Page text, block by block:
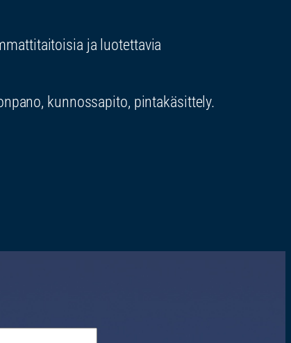
ja luotettavia
kunnossapito, pintakäsittely.